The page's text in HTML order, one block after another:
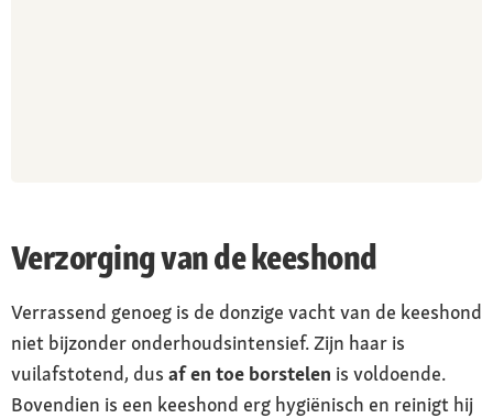
Verzorging van de keeshond
Verrassend genoeg is de donzige vacht van de keeshond
niet bijzonder onderhoudsintensief. Zijn haar is
vuilafstotend, dus af en toe borstelen is voldoende.
Bovendien is een keeshond erg hygiënisch en reinigt hij